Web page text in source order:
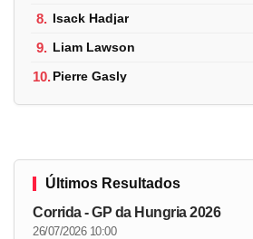
8. Isack Hadjar
9. Liam Lawson
10.Pierre Gasly
Últimos Resultados
Corrida - GP da Hungria 2026
26/07/2026 10:00